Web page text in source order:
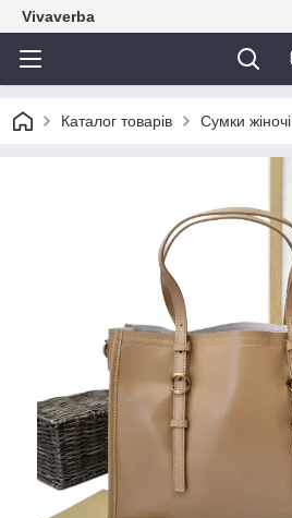
Vivaverba
Каталог товарів Сумки жіночі